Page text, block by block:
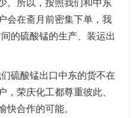
。所以，按照我们和中东
会在斋月前密集下单，我
的硫酸锰的生产、装运出
们硫酸锰出口中东的货不在
，荣庆化工都尊重彼此、
快合作的可能。